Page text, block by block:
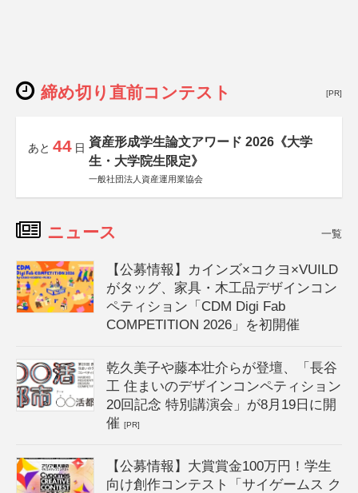
締め切り直前コンテスト [PR]
あと 44 日 資産形成学生論文アワード 2026《大学
生・大学院生限定》
一般社団法人資産運用業協会
ニュース 一覧
【公募情報】カインズ×コクヨ×VUILD
がタッグ、家具・木工品デザインコン
ペティション「CDM Digi Fab
COMPETITION 2026」を初開催
乾久美子や藤本壮介らが登壇、「長谷
工 住まいのデザインコンペティション
20回記念 特別講演会」が8月19日に開
催[PR]
【公募情報】大賞賞金100万円！学生
向け創作コンテスト「サイゲームス ク